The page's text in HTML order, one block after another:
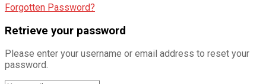
Forgotten Password?
Retrieve your password
Please enter your username or email address to reset your
password.